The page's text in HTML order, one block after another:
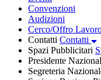
Convenzioni
Audizioni
Cerco/Offro
Contatti Contatti
Spazi Pubblicitari
Presidente
Segreteria